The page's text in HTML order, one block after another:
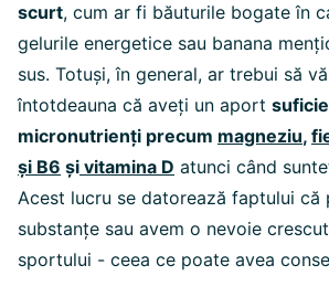
scurt, cum ar fi băuturile bogate în
gelurile energetice sau banana
sus. Totuși, în general, ar trebui să
întotdeauna că aveți un aport
micronutrienți precum magneziu,
și B6 și vitamina D atunci când
Acest lucru se datorează faptului că
substanțe sau avem o nevoie
sportului - ceea ce poate avea